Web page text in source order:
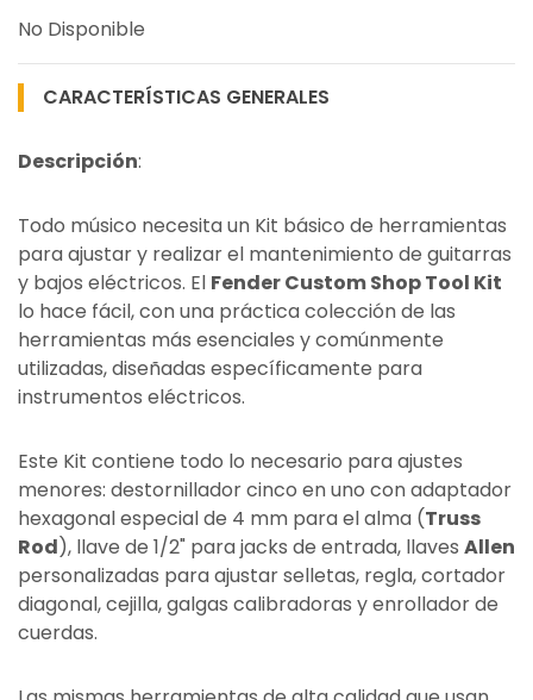
No Disponible
CARACTERÍSTICAS GENERALES
Descripción:
Todo músico necesita un Kit básico de herramientas
para ajustar y realizar el mantenimiento de guitarras
y bajos eléctricos. El Fender Custom Shop Tool Kit
lo hace fácil, con una práctica colección de las
herramientas más esenciales y comúnmente
utilizadas, diseñadas específicamente para
instrumentos eléctricos.
Este Kit contiene todo lo necesario para ajustes
menores: destornillador cinco en uno con adaptador
hexagonal especial de 4 mm para el alma (Truss
Rod), llave de 1/2" para jacks de entrada, llaves Allen
personalizadas para ajustar selletas, regla, cortador
diagonal, cejilla, galgas calibradoras y enrollador de
cuerdas.